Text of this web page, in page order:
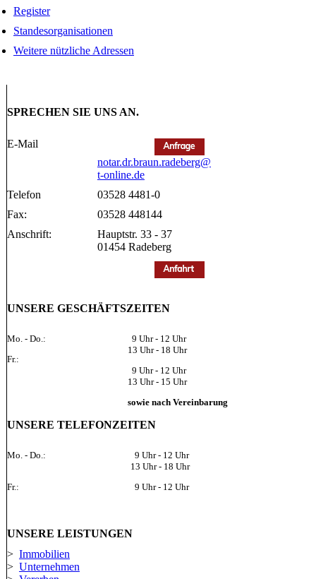
Register
Standesorganisationen
Weitere nützliche Adressen
SPRECHEN SIE UNS AN.
E-Mail
notar.dr.braun.radeberg@
t-online.de
Telefon
03528 4481-0
Fax:
03528 448144
Anschrift:
Hauptstr. 33 - 37
01454 Radeberg
UNSERE GESCHÄFTSZEITEN
Mo. - Do.:
Fr.:
9 Uhr - 12 Uhr
13 Uhr - 18 Uhr
9 Uhr - 12 Uhr
13 Uhr - 15 Uhr
sowie nach Vereinbarung
UNSERE TELEFONZEITEN
Mo. - Do.:
Fr.:
9 Uhr - 12 Uhr
13 Uhr - 18 Uhr
9 Uhr - 12 Uhr
UNSERE LEISTUNGEN
> Immobilien
> Unternehmen